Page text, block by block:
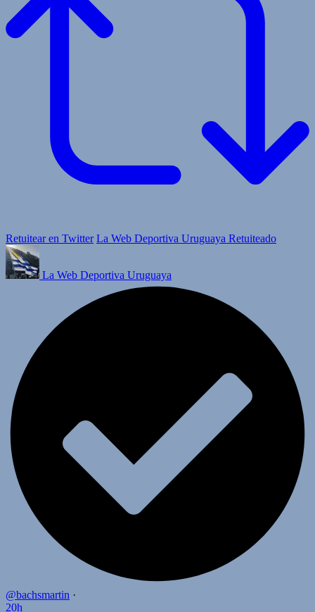
Retuitear en Twitter La Web Deportiva Uruguaya Retuiteado
La Web Deportiva Uruguaya
@bachsmartin ·
20h